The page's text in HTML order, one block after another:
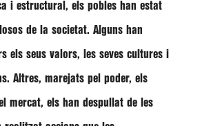
i estructural, els pobles han estat
de la societat. Alguns han
els seus valors, les seves cultures i
Altres, marejats pel poder, els
mercat, els han despullat de les